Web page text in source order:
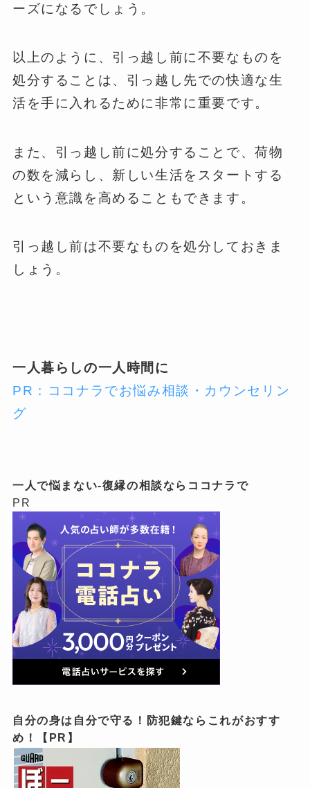
ーズになるでしょう。
以上のように、引っ越し前に不要なものを
処分することは、引っ越し先での快適な生
活を手に入れるために非常に重要です。
また、引っ越し前に処分することで、荷物
の数を減らし、新しい生活をスタートする
という意識を高めることもできます。
引っ越し前は不要なものを処分しておきま
しょう。
一人暮らしの一人時間に
PR：ココナラでお悩み相談・カウンセリン
グ
一人で悩まない-復縁の相談ならココナラで
PR
自分の身は自分で守る！防犯鍵ならこれがおすす
め！【PR】